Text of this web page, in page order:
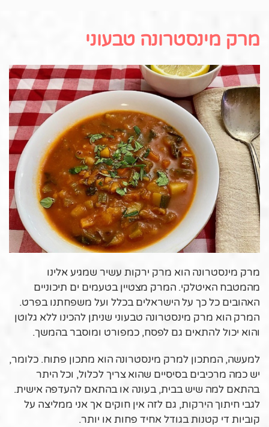
מרק מינסטרונה טבעוני
מרק מינסטרונה הוא מרק ירקות עשיר שמגיע אלינו
מהמטבח האיטלקי. המרק מצטיין בטעמים ים תיכוניים
האהובים כל כך על הישראלים בכלל ועל משפחתנו בפרט.
המרק הוא מרק מינסטרונה טבעוני שניתן להכינו ללא גלוטן
והוא יכול להתאים גם לפסח, כמפורט ומוסבר בהמשך.
למעשה, המתכון למרק מינסטרונה הוא מתכון פתוח. כלומר,
יש כמה מרכיבים בסיסיים שהוא צריך לכלול, וכל היתר
בהתאם למה שיש בבית, בעונה או בהתאם להעדפה אישית.
לגבי חיתוך הירקות, גם לזה אין חוקים אך אני ממליצה על
קוביות די קטנות בגודל אחיד פחות או יותר.